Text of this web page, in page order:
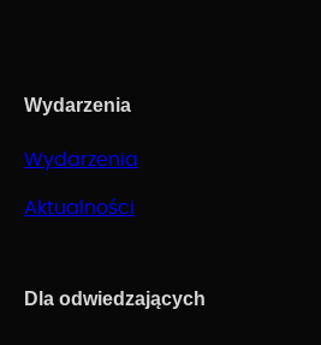
Wydarzenia
Wydarzenia
Aktualności
Dla odwiedzających